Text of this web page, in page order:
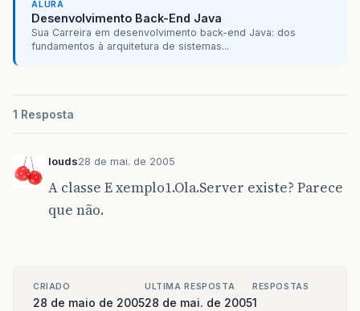
ALURA
Desenvolvimento Back-End Java
Sua Carreira em desenvolvimento back-end Java: dos
fundamentos à arquitetura de sistemas...
1 Resposta
louds28 de mai. de 2005
A classe E xemplo1.Ola.Server existe? Parece
que não.
CRIADO
28 de maio de 2005
ULTIMA RESPOSTA
28 de mai. de 2005
RESPOSTAS
1